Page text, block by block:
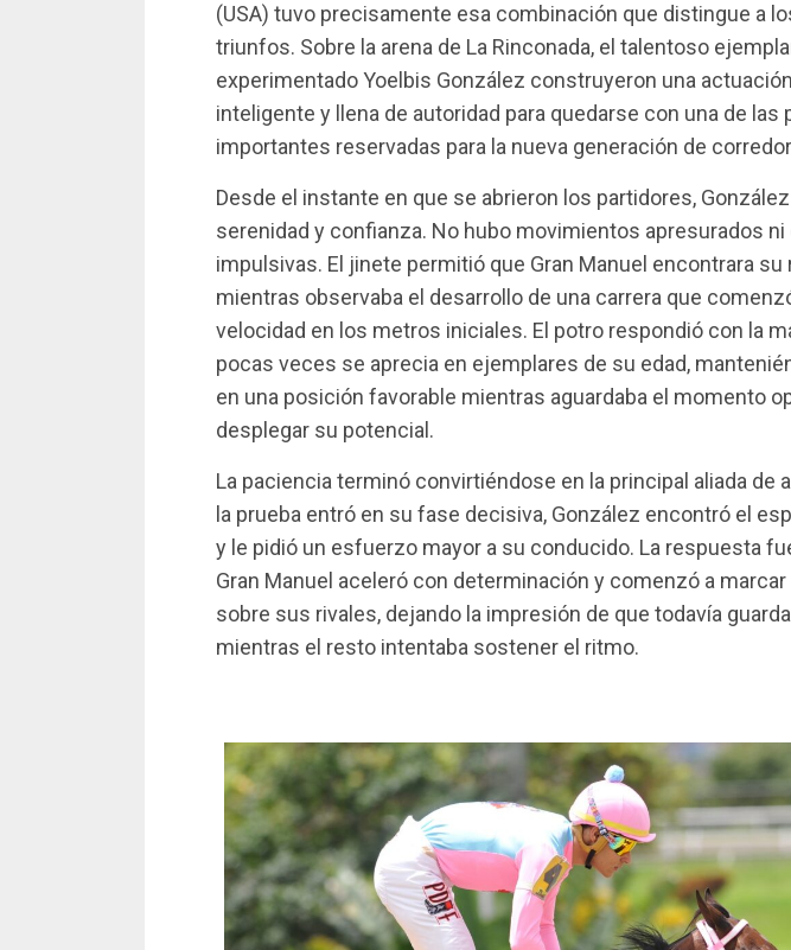
(USA) tuvo precisamente esa combinación que distingue a
triunfos. Sobre la arena de La Rinconada, el talentoso
experimentado Yoelbis González construyeron una
inteligente y llena de autoridad para quedarse con una de las
importantes reservadas para la nueva generación de
Desde el instante en que se abrieron los partidores,
serenidad y confianza. No hubo movimientos apresurados
impulsivas. El jinete permitió que Gran Manuel encontrara su
mientras observaba el desarrollo de una carrera que
velocidad en los metros iniciales. El potro respondió con la
pocas veces se aprecia en ejemplares de su edad,
en una posición favorable mientras aguardaba el momento
desplegar su potencial.
La paciencia terminó convirtiéndose en la principal aliada de
la prueba entró en su fase decisiva, González encontró el
y le pidió un esfuerzo mayor a su conducido. La respuesta
Gran Manuel aceleró con determinación y comenzó a
sobre sus rivales, dejando la impresión de que todavía
mientras el resto intentaba sostener el ritmo.